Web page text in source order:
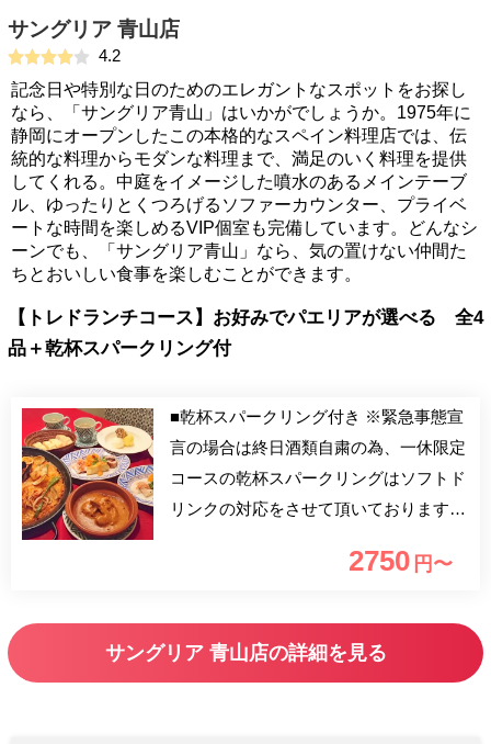
サングリア 青山店
4.2
記念日や特別な日のためのエレガントなスポットをお探し
なら、「サングリア青山」はいかがでしょうか。1975年に
静岡にオープンしたこの本格的なスペイン料理店では、伝
統的な料理からモダンな料理まで、満足のいく料理を提供
してくれる。中庭をイメージした噴水のあるメインテーブ
ル、ゆったりとくつろげるソファーカウンター、プライベ
ートな時間を楽しめるVIP個室も完備しています。どんなシ
ーンでも、「サングリア青山」なら、気の置けない仲間た
ちとおいしい食事を楽しむことができます。
【トレドランチコース】お好みでパエリアが選べる 全4
品＋乾杯スパークリング付
■乾杯スパークリング付き ※緊急事態宣
言の場合は終日酒類自粛の為、一休限定
コースの乾杯スパークリングはソフトド
リンクの対応をさせて頂いておりますの
ご提供している人気の【トレドランチコ
グ付きで平日もお愉しみいただけます！
旬の素材を最も美味しくオリジナル溢れ
2750 円〜
サングリア 青山店の詳細を見る